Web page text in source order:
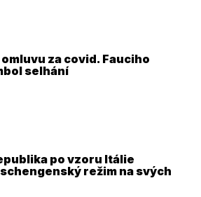
za covid. Fauciho
selhání
po vzoru Itálie
režim na svých